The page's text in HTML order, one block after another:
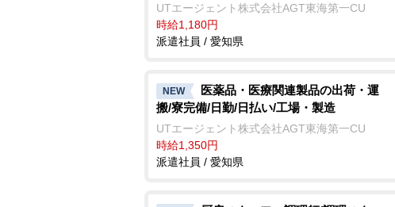
UTエージェント株式会社AGT東海第一CU
時給1,180円
派遣社員 / 愛知県
NEW
医薬品・医療関連製品の出荷・運
搬/寮完備/日勤/日払い/工場・製造
UTエージェント株式会社AGT東海第一CU
時給1,350円
派遣社員 / 愛知県